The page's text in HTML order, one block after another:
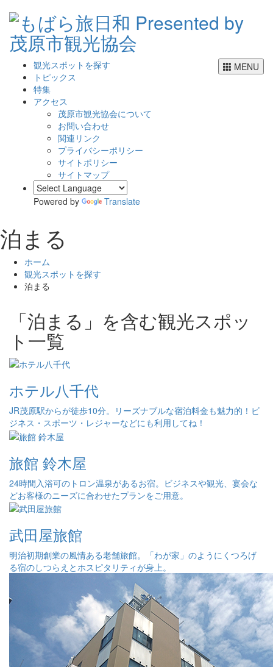
MENU
観光スポットを探す
トピックス
特集
アクセス
茂原市観光協会について
お問い合わせ
関連リンク
プライバシーポリシー
サイトポリシー
サイトマップ
Powered by Translate
泊まる
ホーム
観光スポットを探す
泊まる
「泊まる」を含む観光スポッ
ト一覧
ホテル八千代
JR茂原駅からが徒歩10分。リーズナブルな宿泊料金も魅力的！ビ
ジネス・スポーツ・レジャーなどにも利用してね！
旅館 鈴木屋
24時間入浴可のトロン温泉があるお宿。ビジネスや観光、宴会な
どお客様のニーズに合わせたプランをご用意。
武田屋旅館
明治初期創業の風情ある老舗旅館。「わが家」のようにくつろげ
る宿のしつらえとホスピタリティが身上。